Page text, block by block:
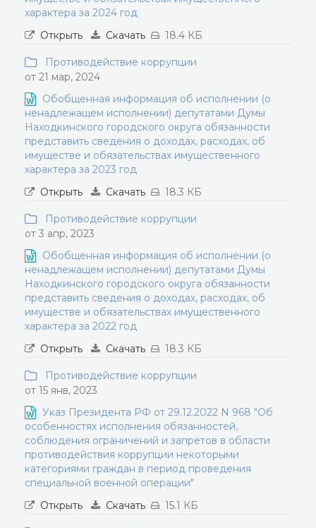
характера за 2024 год
Открыть
Скачать 18.4 КБ
Противодействие коррупции
от 21 мар, 2024
Обобщенная информация об исполнении (о
ненадлежащем исполнении) депутатами Думы
Находкинского городского округа обязанности
представить сведения о доходах, расходах, об
имуществе и обязательствах имущественного
характера за 2023 год
Открыть
Скачать 18.3 КБ
Противодействие коррупции
от 3 апр, 2023
Обобщенная информация об исполнении (о
ненадлежащем исполнении) депутатами Думы
Находкинского городского округа обязанности
представить сведения о доходах, расходах, об
имуществе и обязательствах имущественного
характера за 2022 год
Открыть
Скачать 18.3 КБ
Противодействие коррупции
от 15 янв, 2023
Указ Президента РФ от 29.12.2022 N 968 "Об
особенностях исполнения обязанностей,
соблюдения ограничений и запретов в области
противодействия коррупции некоторыми
категориями граждан в период проведения
специальной военной операции"
Открыть
Скачать 15.1 КБ